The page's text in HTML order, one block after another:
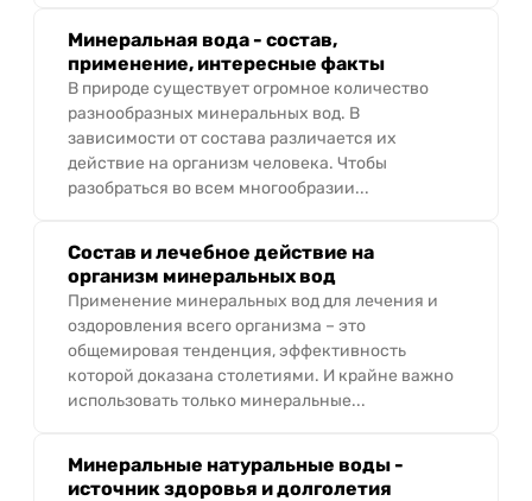
Минеральная вода - состав,
применение, интересные факты
В природе существует огромное количество
разнообразных минеральных вод. В
зависимости от состава различается их
действие на организм человека. Чтобы
разобраться во всем многообразии...
Состав и лечебное действие на
организм минеральных вод
Применение минеральных вод для лечения и
оздоровления всего организма – это
общемировая тенденция, эффективность
которой доказана столетиями. И крайне важно
использовать только минеральные...
Минеральные натуральные воды -
источник здоровья и долголетия